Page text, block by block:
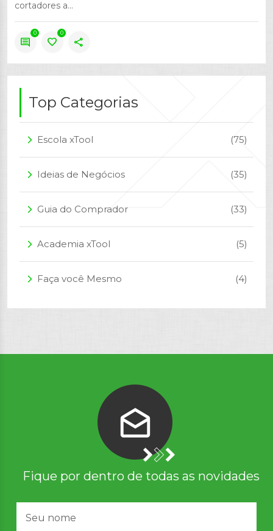
cortadores a...
comment
0
favorite
0
share
Top Categorias
arrow_forward_ios Escola xTool (75)
arrow_forward_ios Ideias de Negócios (35)
arrow_forward_ios Guia do Comprador (33)
arrow_forward_ios Academia xTool (5)
arrow_forward_ios Faça você Mesmo (4)
Fique por dentro de todas as novidades